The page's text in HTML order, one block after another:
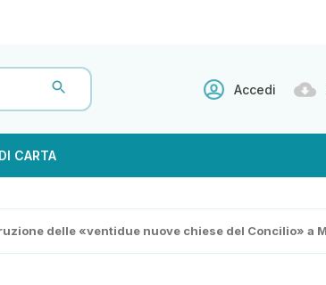
Accedi
CARTA
delle «ventidue nuove chiese del Concilio» a